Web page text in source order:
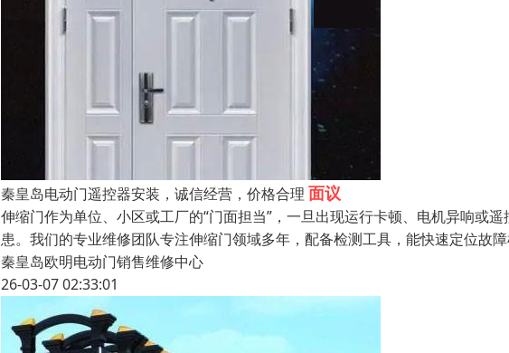
秦皇岛电动门遥控器安装，诚信经营，价格合理 面议
伸缩门作为单位、小区或工厂的“门面担当”，一旦出现运行卡顿、电机异响或
患。我们的专业维修团队专注伸缩门领域多年，配备检测工具，能快速定位故
秦皇岛欧明电动门销售维修中心
26-03-07 02:33:01